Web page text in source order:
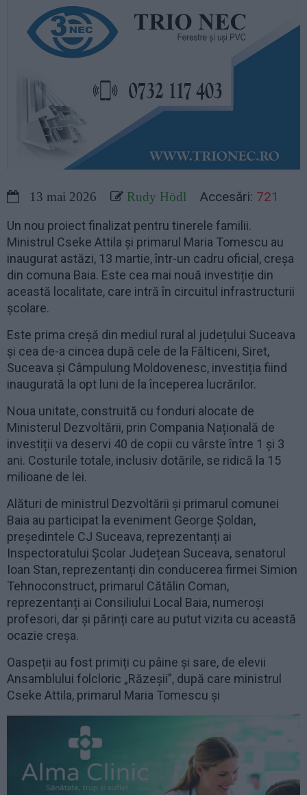
13 mai 2026 Rudy Hödl Accesări: 721
Un nou proiect finalizat pentru tinerele familii.
Ministrul Cseke Attila și primarul Maria Tomescu au
inaugurat astăzi, 13 martie, într-un cadru oficial, creșa
din comuna Baia. Este cea mai nouă investiție din
această localitate, care intră în circuitul infrastructurii
școlare.
Este prima creșă din mediul rural al județului Suceava
și cea de-a cincea după cele de la Fălticeni, Siret,
Suceava și Câmpulung Moldovenesc, investiția fiind
inaugurată la opt luni de la începerea lucrărilor.
Noua unitate, construită cu fonduri alocate de
Ministerul Dezvoltării, prin Compania Națională de
investiții va deservi 40 de copii cu vârste între 1 și 3
ani. Costurile totale, inclusiv dotările, se ridică la 15
milioane de lei.
Alături de ministrul Dezvoltării și primarul comunei
Baia au participat la eveniment George Șoldan,
președintele CJ Suceava, reprezentanți ai
Inspectoratului Școlar Județean Suceava, senatorul
Ioan Stan, reprezentanți din conducerea firmei Simion
Tehnoconstruct, primarul Cătălin Coman,
reprezentanți ai Consiliului Local Baia, numeroși
profesori, dar și părinți care au putut vizita cu această
ocazie creșa.
Oaspeții au fost primiți cu pâine și sare, de elevii
Ansamblului folcloric „Răzeșii”, după care ministrul
Cseke Attila, primarul Maria Tomescu și